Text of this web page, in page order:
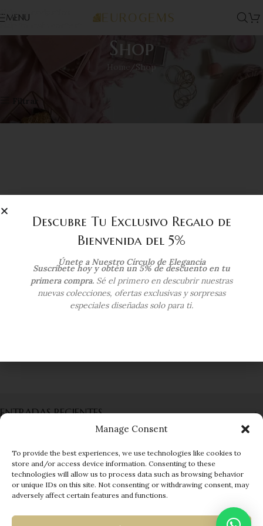
Manage Consent
To provide the best experiences, we use technologies like cookies to
store and/or access device information. Consenting to these
technologies will allow us to process data such as browsing behavior
or unique IDs on this site. Not consenting or withdrawing consent, may
adversely affect certain features and functions.
Skip to navigation
Skip to main content
MENU
Shop
Shop
exclusividad se encuentran.
ENTRADAS RECIENTES
ENLACES RÁPIDOS
MENÚ
Descubre Tu Exclusivo Regalo de
Bienvenida del 5%
Únete a Nuestro Círculo de Elegancia
Suscríbete hoy y obtén un 5% de descuento en tu
primera compra. Sé el primero en descubrir nuestras
nuevas colecciones, ofertas exclusivas y sorpresas
especiales diseñadas solo para ti.